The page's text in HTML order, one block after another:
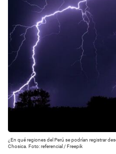
¿En qué regiones del Perú se podrían registrar
Chosica. Foto: referencial / Freepik